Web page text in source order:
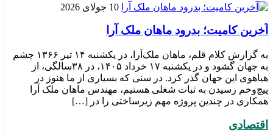
10 جولای 2026
​آخرین کامیت؛ بدرود ماهان ملک آرا
به گزارش کلام قلم، ماهان ملک‌آرا، در یکشنبه ۱۴ تیر ۱۳۶۶ چشم
به جهان گشود و در یکشنبه ۱۷ خرداد ۱۴۰۵، در ۳۸سالگی، از
هیاهوی این جهان گذر کرد. در سنی که بسیاری از ما هنوز در
پیچ‌وخم رسیدن به ثبات شغلی هستیم، مهندس ماهان ملک آرا
همکاری در چندین پروژه مهم زیرساختی را در […]
اقتصادی